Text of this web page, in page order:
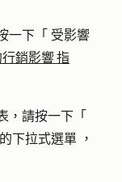
一下「 受影響
銷影響 指
，請按一下「
的下拉式選單 ，